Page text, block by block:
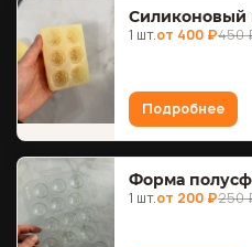
Силиконовый
1 шт.от 400 ₽450
Подробнее
Форма
1 шт.от 200 ₽250